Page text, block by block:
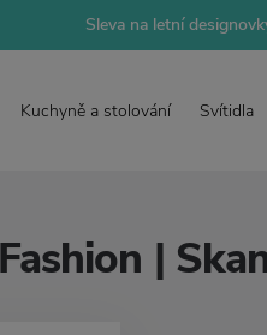
Sleva na letní
Kuchyně a stolování Svítidla
Fashion |